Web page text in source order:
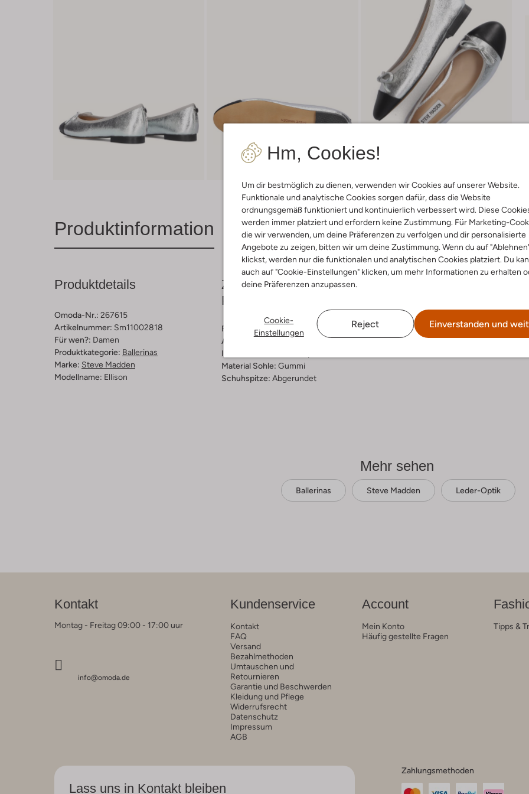
Hm, Cookies!
Um dir bestmöglich zu dienen, verwenden wir Cookies auf unserer Website.
Funktionale und analytische Cookies sorgen dafür, dass die Website
ordnungsgemäß funktioniert und kontinuierlich verbessert wird. Diese
werden immer platziert und erfordern keine Zustimmung. Für Marketing-
die wir verwenden, um deine Präferenzen zu verfolgen und dir personalisierte
Angebote zu zeigen, bitten wir um deine Zustimmung. Wenn du auf
klickst, werden nur die funktionalen und analytischen Cookies platziert. Du
auch auf "Cookie-Einstellungen" klicken, um mehr Informationen zu erhalten
deine Präferenzen anzupassen.
Cookie-
Einstellungen
Reject Einverstanden und
Produktinformation Lieferung & Rückgabe
Produktdetails
Omoda-Nr.: 267615
Artikelnummer: Sm11002818
Für wen?: Damen
Produktkategorie: Ballerinas
Marke: Steve Madden
Modellname: Ellison
Zusammensetzung &
Passform
Farbe :
Silber
Außenmaterial:
Innenmaterial:
Material Sohle: Gummi
Schuhspitze: Abgerundet
Mehr sehen
Ballerinas Steve Madden Leder-Optik
Kontakt
Montag - Freitag 09:00 - 17:00 uur
info@omoda.de
Kundenservice
Kontakt
FAQ
Versand
Bezahlmethoden
Umtauschen und
Retournieren
Garantie und Beschwerden
Kleidung und Pflege
Widerrufsrecht
Datenschutz
Impressum
AGB
Account
Mein Konto
Häufig gestellte Fragen
Tipps &
Lass uns in Kontakt bleiben
Zahlungsmethoden